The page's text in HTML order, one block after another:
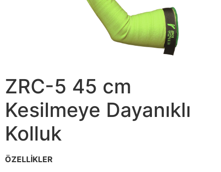
ZRC-5 45 cm
Kesilmeye Dayanıklı
Kolluk
ÖZELLİKLER